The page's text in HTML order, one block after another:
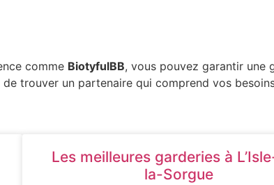
comme BiotyfulBB, vous pouvez garantir une
de trouver un partenaire qui comprend vos
Les meilleures garderies à
la-Sorgue